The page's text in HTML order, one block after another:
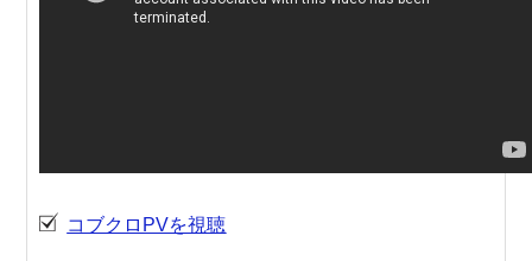
コブクロPVを視聴